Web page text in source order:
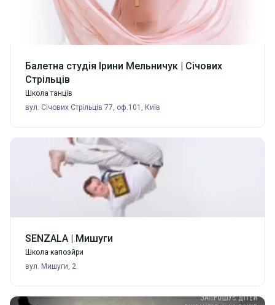
Балетна студія Ірини Мельничук | Січових
Стрільців
Школа танців
вул. Січових Стрільців 77, оф.101, Київ
SENZALA | Мишуги
Школа капоэйри
вул. Мишуги, 2